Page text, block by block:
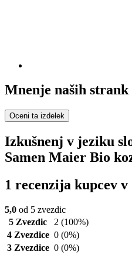
Mnenje naših strank
Oceni ta izdelek
Izkušnenj v jeziku
Samen Maier Bio
1 recenzija kupcev
5,0 od 5 zvezdic
5 Zvezdic
2 (100%)
4 Zvezdice 0 (0%)
3 Zvezdice 0 (0%)